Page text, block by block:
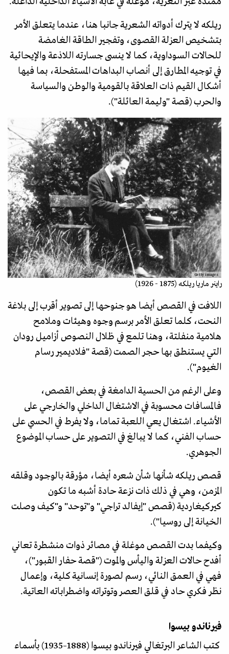
ريلكه لا يترك أدواته الشعرية جانبا هنا، عندما يتعلق الأمر
بتشخيص العزلة القصوى، وتفجير الطاقة الغامضة
للحالات السوداوية، كما لا ينسى جسارته اللاذعة والإيحائية
في توجيه المطارق إلى أنصاب البداهات المستفحلة، بما فيها
أشكال القيم ذات العلاقة بالقومية والوطن والسياسة
والحرب (قصة "وليمة العائلة").
Getty images
راينر ماريا ريلكه (1875 - 1926)
اللافت في القصص أيضا هو جنوحها إلى تصوير أقرب إلى بلاغة
النحت، كلما تعلق الأمر برسم وجوه وهيئات وملامح
هلامية منفلتة، وهنا تلمع في ظلال النصوص أزاميل رودان
التي يستنطق بها حجر الصمت (قصة "فلاديمير رسام
الغيوم").
وعلى الرغم من الحسية الدامغة في بعض القصص،
فالمسافات محسوبة في الاشتغال الداخلي والخارجي على
الأشياء. اشتغال يعي اللعبة تماما، ولا يفرط في الحسي على
حساب الفني، كما لا يبالغ في التصوير على حساب الموضوع
الجوهري.
قصص ريلكه شأنها شأن شعره أيضا، مؤرقة بالوجود وقلقه
المزمن، وهي في ذلك ذات نزعة حادة أشبه ما تكون
كيركيغاردية (قصص "إيفالد تراجي" و"توحد" و"كيف وصلت
الخيانة إلى روسيا").
وكيفما بدت القصص موغلة في مصائر ذوات منشطرة تعاني
أفدح حالات العزلة واليأس والموت ("قصة حفار القبور")،
فهي في العمق النائي، رسم لصورة إنسانية كلية، وإعمال
نظر فكري حاد في قلق العصر وتوتراته واضطراباته العاتية.
فيرناندو بيسوا
كتب الشاعر البرتغالي فيرناندو بيسوا (1888–1935) بأسماء